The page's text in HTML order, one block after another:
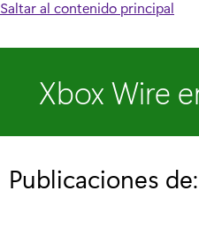
Saltar al contenido principal
Xbox Wire
Publicaciones